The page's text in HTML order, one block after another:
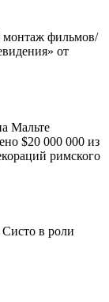
монтаж фильмов/
от
Мальте
$20 000 000 из
римского